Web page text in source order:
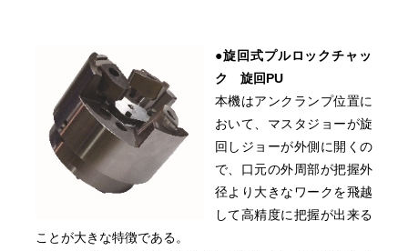
●旋回式プルロックチャッ
ク 旋回PU
本機はアンクランプ位置に
おいて、マスタジョーが旋
回しジョーが外側に開くの
で、口元の外周部が把握外
径より大きなワークを飛越
して高精度に把握が出来る
ことが大きな特徴である。